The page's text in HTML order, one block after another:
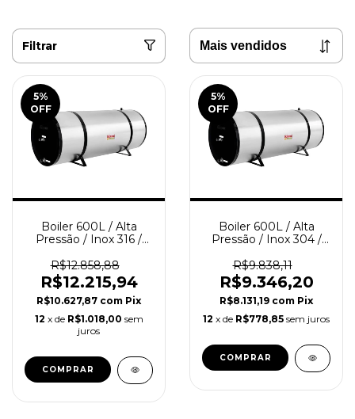
Filtrar
5%
OFF
Boiler 600L / Alta
Pressão / Inox 316 /
R$12.858,88
R$12.215,94
R$10.627,87 com Pix
12 x de R$1.018,00 sem
juros
5%
OFF
Boiler 600L / Alta
Pressão / Inox 304 /
R$9.838,11
R$9.346,20
R$8.131,19 com Pix
12 x de R$778,85 sem juros